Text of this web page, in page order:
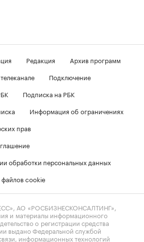
Редакция
Архив программ
Подключение
Подписка на РБК
Информация об ограничениях
прав
обработки персональных данных
cookie
АО «РОСБИЗНЕСКОНСАЛТИНГ»,
и материалы информационного
о регистрации средства
выдано Федеральной службой
информационных технологий